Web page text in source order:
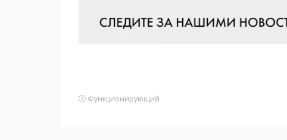
Функционирующий